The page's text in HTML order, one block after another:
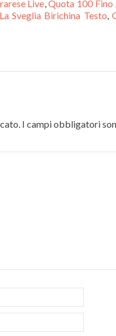
Live,Quota 100 Fino
La Sveglia Birichina Testo,
I campi obbligatori